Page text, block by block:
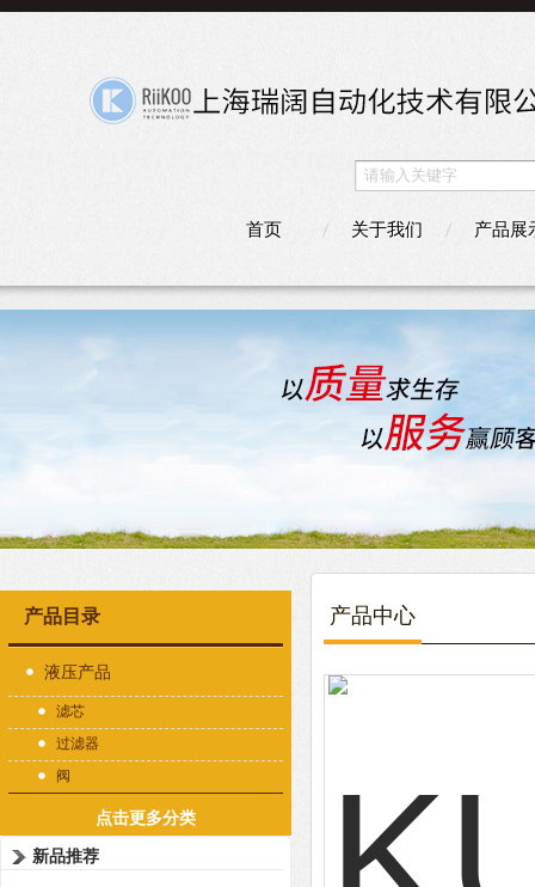
首页 关于我们 产品展
产品目录
液压产品
滤芯
过滤器
阀
点击更多分类
新品推荐
产品中心